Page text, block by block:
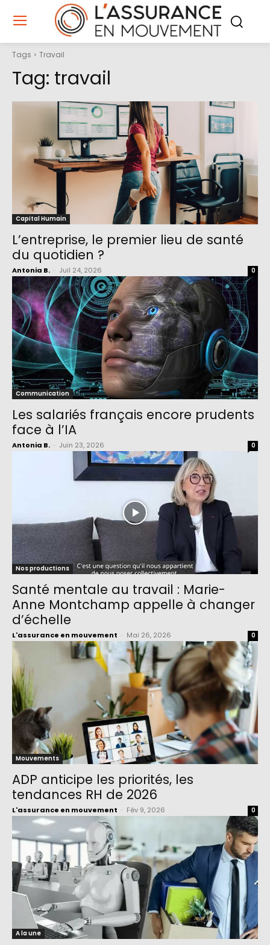
Tags Travail
Tag: travail
Capital Humain
L’entreprise, le premier lieu de santé
du quotidien ?
Antonia B. Juil 24, 2026 0
Communication
Les salariés français encore prudents
face à l’IA
Antonia B. Juin 23, 2026 0
Nos productions
Santé mentale au travail : Marie-
Anne Montchamp appelle à changer
d’échelle
L'assurance en mouvement Mai 26, 2026 0
Mouvements
ADP anticipe les priorités, les
tendances RH de 2026
L'assurance en mouvement Fév 9, 2026 0
A la une